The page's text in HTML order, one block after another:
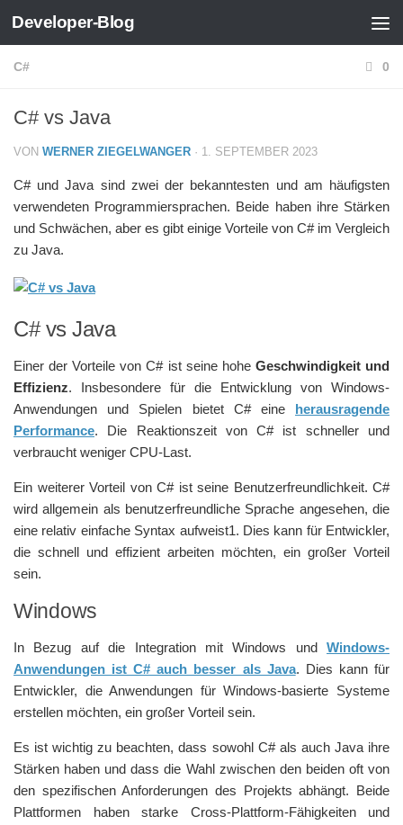
Zum Inhalt springen
Developer-Blog
C# 0
C# vs Java
VON WERNER ZIEGELWANGER · 1. SEPTEMBER 2023
C# und Java sind zwei der bekanntesten und am häufigsten
verwendeten Programmiersprachen. Beide haben ihre Stärken
und Schwächen, aber es gibt einige Vorteile von C# im Vergleich
zu Java.
C# vs Java
Einer der Vorteile von C# ist seine hohe Geschwindigkeit und
Effizienz. Insbesondere für die Entwicklung von Windows-
Anwendungen und Spielen bietet C# eine herausragende
Performance. Die Reaktionszeit von C# ist schneller und
verbraucht weniger CPU-Last.
Ein weiterer Vorteil von C# ist seine Benutzerfreundlichkeit. C#
wird allgemein als benutzerfreundliche Sprache angesehen, die
eine relativ einfache Syntax aufweist1. Dies kann für Entwickler,
die schnell und effizient arbeiten möchten, ein großer Vorteil
sein.
Windows
In Bezug auf die Integration mit Windows und Windows-
Anwendungen ist C# auch besser als Java. Dies kann für
Entwickler, die Anwendungen für Windows-basierte Systeme
erstellen möchten, ein großer Vorteil sein.
Es ist wichtig zu beachten, dass sowohl C# als auch Java ihre
Stärken haben und dass die Wahl zwischen den beiden oft von
den spezifischen Anforderungen des Projekts abhängt. Beide
Plattformen haben starke Cross-Plattform-Fähigkeiten und